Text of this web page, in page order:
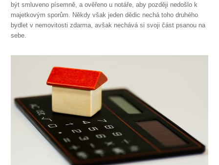
být smluveno písemně, a ověřeno u notáře, aby později nedošlo k
majetkovým sporům. Někdy však jeden dědic nechá toho druhého
bydlet v nemovitosti zdarma, avšak nechává si svoji část psanou na
sebe.